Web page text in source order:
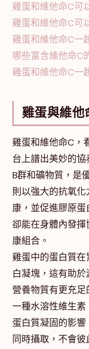
雞蛋和維他命C可
雞蛋和維他命C可
雞蛋和維他命C一
哪些富含維他命C
雞蛋和維他命C一
雞蛋與維
雞蛋和維他命C，
台上譜出美妙的
B群和礦物質，是
則以強大的抗氧
康，並促進膠原蛋
卻能在身體內發
康組合。
雞蛋中的蛋白質
白凝塊，這有助
營養物質有更充
一種水溶性維生
蛋白質凝固的影
同時攝取，不會